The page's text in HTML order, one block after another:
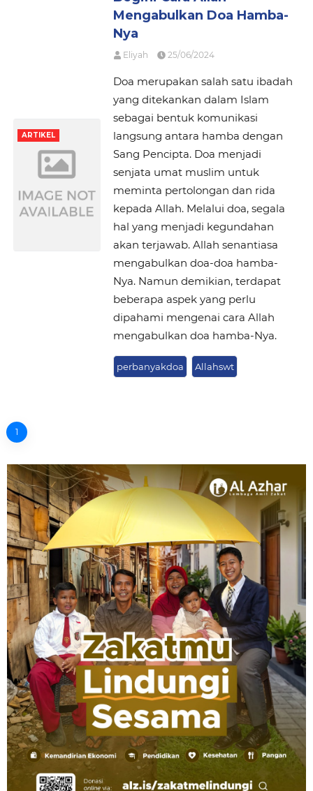
ARTIKEL
Mengabulkan Doa Hamba-
Nya
Eliyah 25/06/2024
Doa merupakan salah satu ibadah
yang ditekankan dalam Islam
sebagai bentuk komunikasi
langsung antara hamba dengan
Sang Pencipta. Doa menjadi
senjata umat muslim untuk
meminta pertolongan dan rida
kepada Allah. Melalui doa, segala
hal yang menjadi kegundahan
akan terjawab. Allah senantiasa
mengabulkan doa-doa hamba-
Nya. Namun demikian, terdapat
beberapa aspek yang perlu
dipahami mengenai cara Allah
mengabulkan doa hamba-Nya.
perbanyakdoa Allahswt
1